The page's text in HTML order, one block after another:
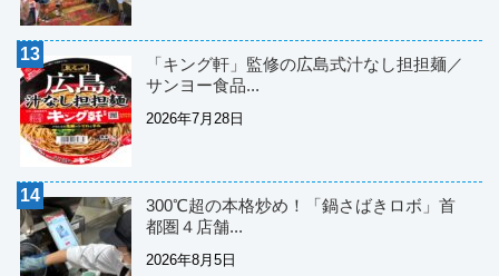
「キング軒」監修の広島式汁なし担担麺／
サンヨー食品...
2026年7月28日
300℃超の本格炒め！「鍋さばきロボ」首
都圏４店舗...
2026年8月5日